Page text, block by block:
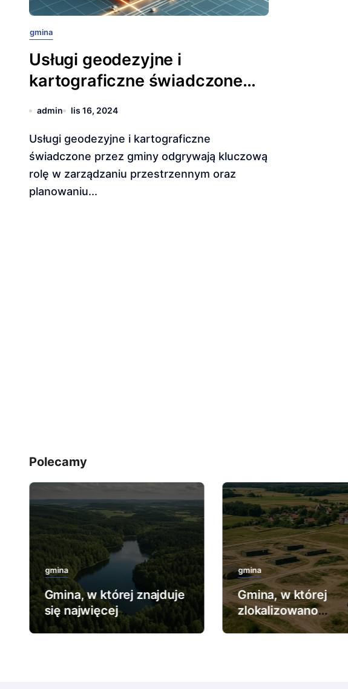
gmina
Usługi geodezyjne i
kartograficzne świadczone
przez gminy
admin lis 16, 2024
Usługi geodezyjne i kartograficzne
świadczone przez gminy odgrywają kluczową
rolę w zarządzaniu przestrzennym oraz
planowaniu...
Polecamy
gmina
Gmina, w której znajduje
się najwięcej
rezerwatów leśnych.
gmina
Gmina, w której
zlokalizowano
największy poligon